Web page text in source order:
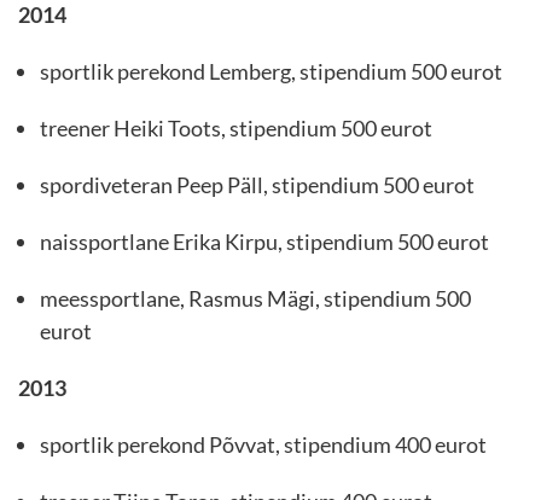
2014
sportlik perekond Lemberg, stipendium 500 eurot
treener Heiki Toots, stipendium 500 eurot
spordiveteran Peep Päll, stipendium 500 eurot
naissportlane Erika Kirpu, stipendium 500 eurot
meessportlane, Rasmus Mägi, stipendium 500
eurot
2013
sportlik perekond Põvvat, stipendium 400 eurot